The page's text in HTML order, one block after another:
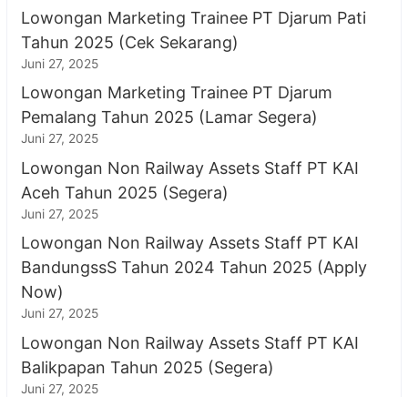
Lowongan Marketing Trainee PT Djarum Pati
Tahun 2025 (Cek Sekarang)
Juni 27, 2025
Lowongan Marketing Trainee PT Djarum
Pemalang Tahun 2025 (Lamar Segera)
Juni 27, 2025
Lowongan Non Railway Assets Staff PT KAI
Aceh Tahun 2025 (Segera)
Juni 27, 2025
Lowongan Non Railway Assets Staff PT KAI
BandungssS Tahun 2024 Tahun 2025 (Apply
Now)
Juni 27, 2025
Lowongan Non Railway Assets Staff PT KAI
Balikpapan Tahun 2025 (Segera)
Juni 27, 2025